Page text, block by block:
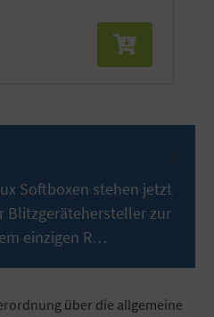
Softboxen stehen jetzt
Blitzgerätehersteller zur
einzigen R…
über die allgemeine